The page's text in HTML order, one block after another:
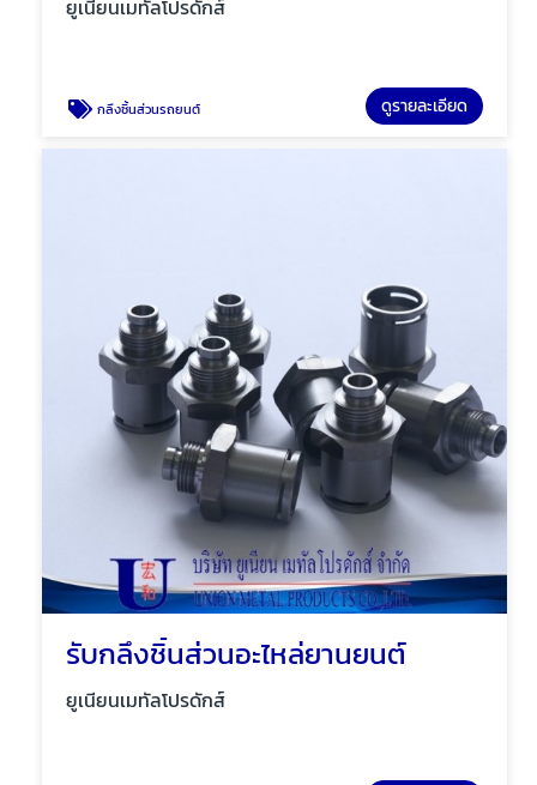
ยูเนียนเมทัลโปรดักส์
กลึงชิ้นส่วนรถยนต์ ดูรายละเอียด
รับกลึงชิ้นส่วนอะไหล่ยานยนต์
ยูเนียนเมทัลโปรดักส์